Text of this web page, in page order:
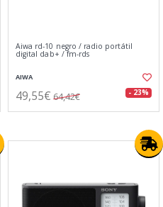
Aiwa rd-10 negro / radio portátil
digital dab+ / fm-rds
AIWA
49,55€ 64,42€ - 23%